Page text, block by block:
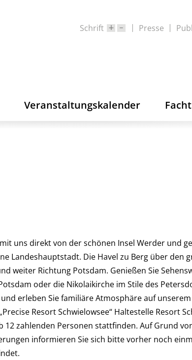
Schrift Presse
Veranstaltungskalender
uns direkt von der schönen Insel Werder und
Landeshauptstadt. Die Havel zu Berg über den
weiter Richtung Potsdam. Genießen Sie
oder die Nikolaikirche im Stile des
erleben Sie familiäre Atmosphäre auf
Resort Schwielowsee“ Haltestelle Resort
12 zahlenden Personen stattfinden. Auf Grund
informieren Sie sich bitte vorher noch